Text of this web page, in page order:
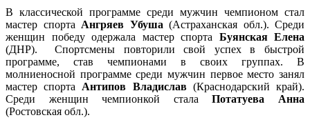
В классической программе среди мужчин чемпионом стал
мастер спорта Ангряев Убуша(Астраханская обл.). Среди
женщин победу одержала мастер спорта Буянская Елена
(ДНР). Спортсмены повторили свой успех в быстрой
программе, став чемпионами в своих группах. В
молниеносной программе среди мужчин первое место занял
мастер спортаАнтипов Владислав(Краснодарский край).
Среди женщин чемпионкой сталаПотатуева Анна
(Ростовская обл.).